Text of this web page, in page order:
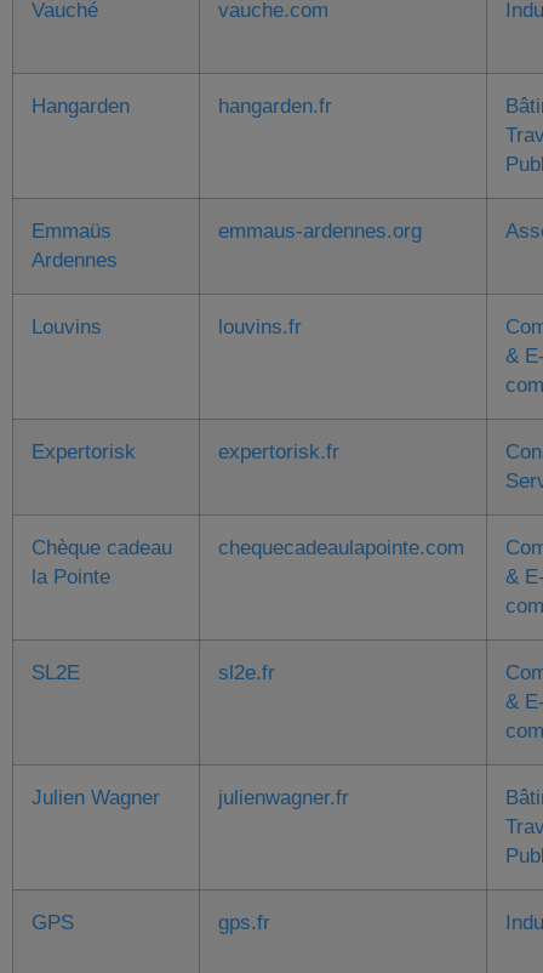
Vauché vauche.com
Hangarden hangarden.fr
Emmaüs
Ardennes
emmaus-ardennes.org
Louvins louvins.fr
&
Expertorisk expertorisk.fr
Chèque cadeau
la Pointe
chequecadeaulapointe.com
&
SL2E sl2e.fr
&
Julien Wagner julienwagner.fr
GPS gps.fr